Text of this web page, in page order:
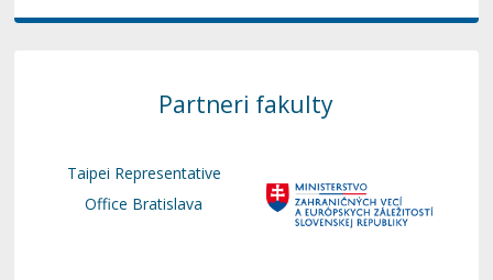
Partneri fakulty
Taipei Representative
Office Bratislava